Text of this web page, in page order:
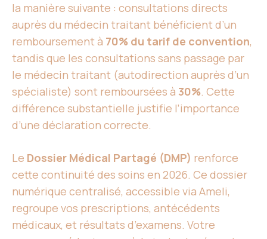
la manière suivante : consultations directs
auprès du médecin traitant bénéficient d’un
remboursement à 70% du tarif de convention,
tandis que les consultations sans passage par
le médecin traitant (autodirection auprès d’un
spécialiste) sont remboursées à 30%. Cette
différence substantielle justifie l’importance
d’une déclaration correcte.
Le Dossier Médical Partagé (DMP) renforce
cette continuité des soins en 2026. Ce dossier
numérique centralisé, accessible via Ameli,
regroupe vos prescriptions, antécédents
médicaux, et résultats d’examens. Votre